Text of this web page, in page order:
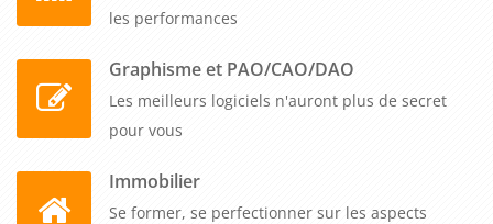
les performances
Graphisme et PAO/CAO/DAO
Les meilleurs logiciels n'auront plus de secret
pour vous
Immobilier
Se former, se perfectionner sur les aspects